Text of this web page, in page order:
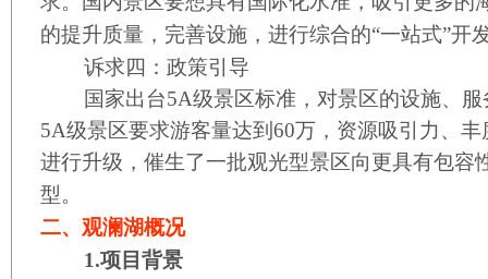
的提升质量，完善设施，进行综合的“一站式”开
诉求四：政策引导
国家出台5A级景区标准，对景区的设施、服
5A级景区要求游客量达到60万，资源吸引力、
进行升级，催生了一批观光型景区向更具有包容
型。
二、观澜湖概况
1.项目背景